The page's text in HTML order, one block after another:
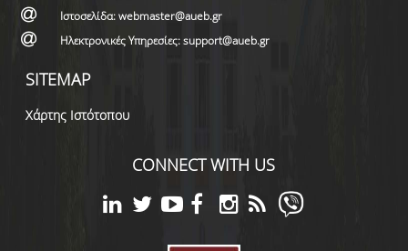
Ιστοσελίδα: webmaster@aueb.gr
Ηλεκτρονικές Υπηρεσίες: support@aueb.gr
SITEMAP
Χάρτης Ιστότοπου
CONNECT WITH US